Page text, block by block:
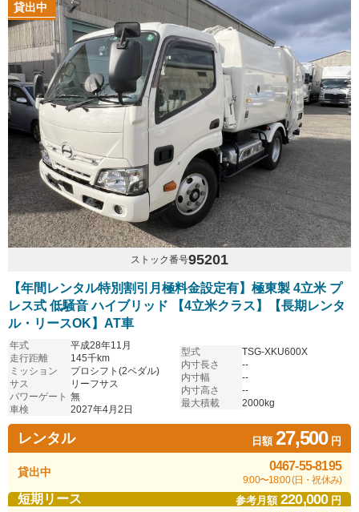
貸出中
ストック番号95201
【年間レンタル特別割引月極料金設定有】極東製 4立米 プ
レス式 低騒音 ハイブリッド 【4立米クラス】【長期レンタ
ル・リースOK】AT車
年式
平成28年11月
走行距離
145千km
ミッション
プロシフト(2ペダル)
サス
リーフサス
パワーゲート 無
車検
2027年4月2日
型式
TSG-XKU600X
内寸長さ
--
内寸幅
--
内寸高さ
--
最大積載
2000kg
レンタル 日額27,500円
貸出中 0467-55-8195
9:00〜18:00 (日・祝休み)
短期リース 参考月額220,000円